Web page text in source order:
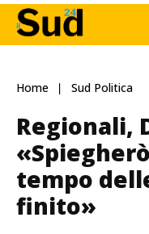
Home Sud Politica
Regionali,
tempo
finito»